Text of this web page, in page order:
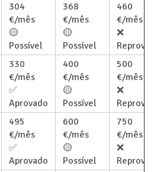
304
€/mês
🟡
Possível
368
€/mês
🟡
Possível
460
€/mês
❌
330
€/mês
✅
Aprovado
400
€/mês
🟡
Possível
500
€/mês
❌
495
€/mês
✅
Aprovado
600
€/mês
🟡
Possível
750
€/mês
❌